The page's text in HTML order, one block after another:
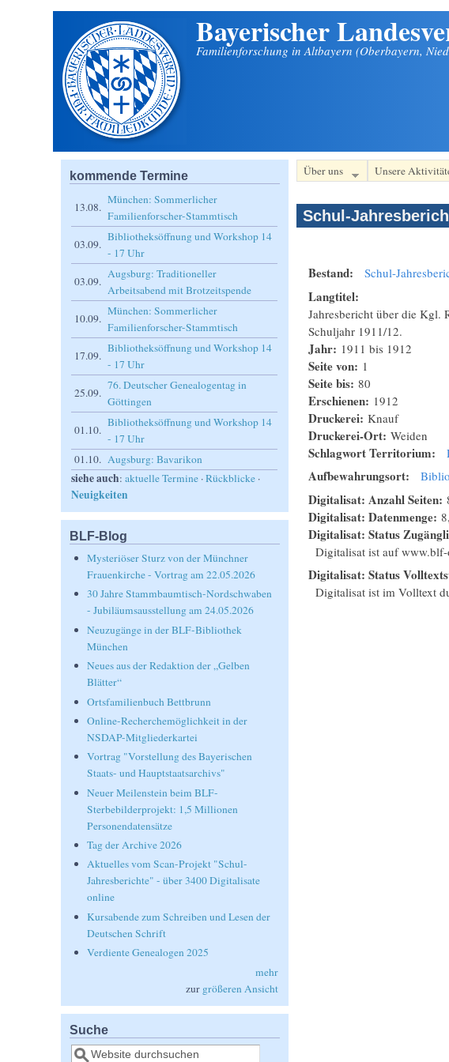
Bayerischer
Familienforschung in Altbayern (Oberbayern,
Über uns Unsere
Schul-
Bestand: Schul-
Langtitel:
Jahresbericht über die Kgl.
Schuljahr 1911/12.
Jahr: 1911 bis 1912
Seite von: 1
Seite bis: 80
Erschienen: 1912
Druckerei: Knauf
Druckerei-Ort: Weiden
Schlagwort Territorium:
Aufbewahrungsort:
Digitalisat: Anzahl Seiten:
Digitalisat: Datenmenge:
Digitalisat: Status
Digitalisat ist auf
Digitalisat: Status
Digitalisat ist im Volltext
kommende Termine
13.08.
München: Sommerlicher
Familienforscher-Stammtisch
03.09.
Bibliotheksöffnung und Workshop 14
- 17 Uhr
03.09.
Augsburg: Traditioneller
Arbeitsabend mit Brotzeitspende
10.09.
München: Sommerlicher
Familienforscher-Stammtisch
17.09.
Bibliotheksöffnung und Workshop 14
- 17 Uhr
25.09.
76. Deutscher Genealogentag in
Göttingen
01.10.
Bibliotheksöffnung und Workshop 14
- 17 Uhr
01.10. Augsburg: Bavarikon
siehe auch:aktuelle Termine ·Rückblicke ·
Neuigkeiten
BLF-Blog
Mysteriöser Sturz von der Münchner
Frauenkirche - Vortrag am 22.05.2026
30 Jahre Stammbaumtisch-Nordschwaben
- Jubiläumsausstellung am 24.05.2026
Neuzugänge in der BLF-Bibliothek
München
Neues aus der Redaktion der „Gelben
Blätter“
Ortsfamilienbuch Bettbrunn
Online-Recherchemöglichkeit in der
NSDAP-Mitgliederkartei
Vortrag "Vorstellung des Bayerischen
Staats- und Hauptstaatsarchivs"
Neuer Meilenstein beim BLF-
Sterbebilderprojekt: 1,5 Millionen
Personendatensätze
Tag der Archive 2026
Aktuelles vom Scan-Projekt "Schul-
Jahresberichte" - über 3400 Digitalisate
online
Kursabende zum Schreiben und Lesen der
Deutschen Schrift
Verdiente Genealogen 2025
mehr
zur größeren Ansicht
Suche
Suche